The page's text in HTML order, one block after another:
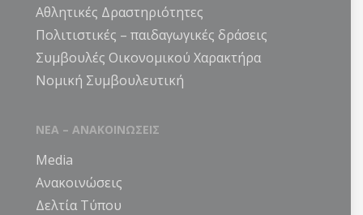
Αθλητικές Δραστηριότητες
Πολιτιστικές – παιδαγωγικές δράσεις
Συμβουλές Οικονομικού Χαρακτήρα
Νομική Συμβουλευτική
ΝΕΑ – ΑΝΑΚΟΙΝΩΣΕΙΣ
Media
Ανακοινώσεις
Δελτία Τύπου